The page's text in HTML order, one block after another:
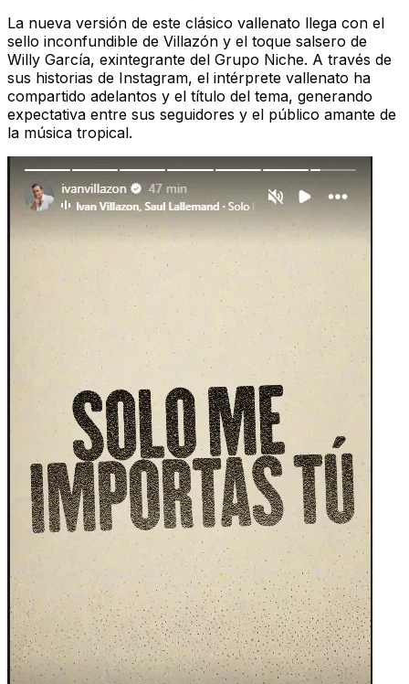
La nueva versión de este clásico vallenato llega con el
sello inconfundible de Villazón y el toque salsero de
Willy García, exintegrante del Grupo Niche. A través de
sus historias de Instagram, el intérprete vallenato ha
compartido adelantos y el título del tema, generando
expectativa entre sus seguidores y el público amante de
la música tropical.